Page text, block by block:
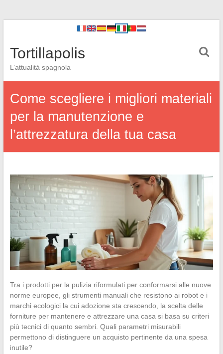
Tortillapolis
L’attualità spagnola
Come scegliere i migliori materiali
per la manutenzione e
l’attrezzatura della tua casa
Tra i prodotti per la pulizia riformulati per conformarsi alle nuove
norme europee, gli strumenti manuali che resistono ai robot e i
marchi ecologici la cui adozione sta crescendo, la scelta delle
forniture per mantenere e attrezzare una casa si basa su criteri
più tecnici di quanto sembri. Quali parametri misurabili
permettono di distinguere un acquisto pertinente da una spesa
inutile?